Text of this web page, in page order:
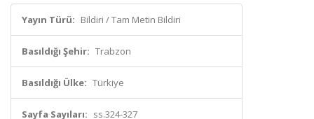
Yayın Türü: Bildiri / Tam Metin Bildiri
Basıldığı Şehir: Trabzon
Basıldığı Ülke: Türkiye
Sayfa Sayıları: ss.324-327